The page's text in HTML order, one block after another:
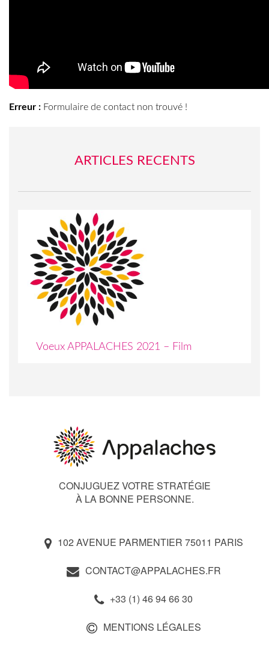
Erreur : Formulaire de contact non trouvé !
ARTICLES RECENTS
Voeux APPALACHES 2021 – Film
CONJUGUEZ VOTRE STRATÉGIE
À LA BONNE PERSONNE.
102 AVENUE PARMENTIER 75011 PARIS
CONTACT@APPALACHES.FR
+33 (1) 46 94 66 30
MENTIONS LÉGALES